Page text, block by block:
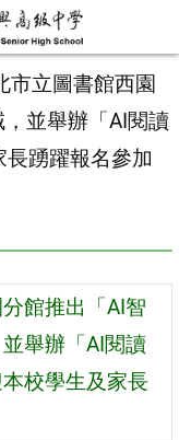
市立圖書館西園
並舉辦「AI閱讀
踴躍報名參加
館推出「AI智
舉辦「AI閱讀
校學生及家長